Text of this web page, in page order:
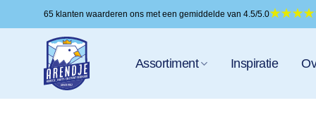
naar
65 klanten waarderen ons met een gemiddelde van 4.5/5.0
Assortiment Inspiratie